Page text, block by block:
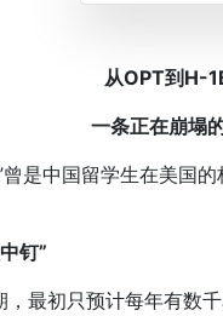
从OPT到H-
一条正在崩塌
中国留学生在美国的
钉”
初只预计每年有数